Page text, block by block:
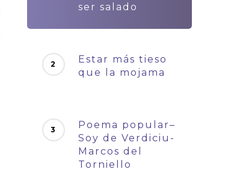
ser salado
Estar más tieso
que la mojama
Poema popular–
Soy de Verdiciu-
Marcos del
Torniello